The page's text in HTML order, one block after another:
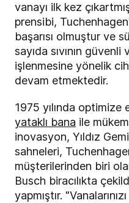
vanayı ilk kez
prensibi,
başarısı olmuştur ve
sayıda sıvının
işlenmesine yönelik
devam etmektedir.
1975 yılında optimize
yataklı bana ile
inovasyon, Yıldız
sahneleri,
müşterilerinden biri
Busch biracılıkta
yapmıştır.